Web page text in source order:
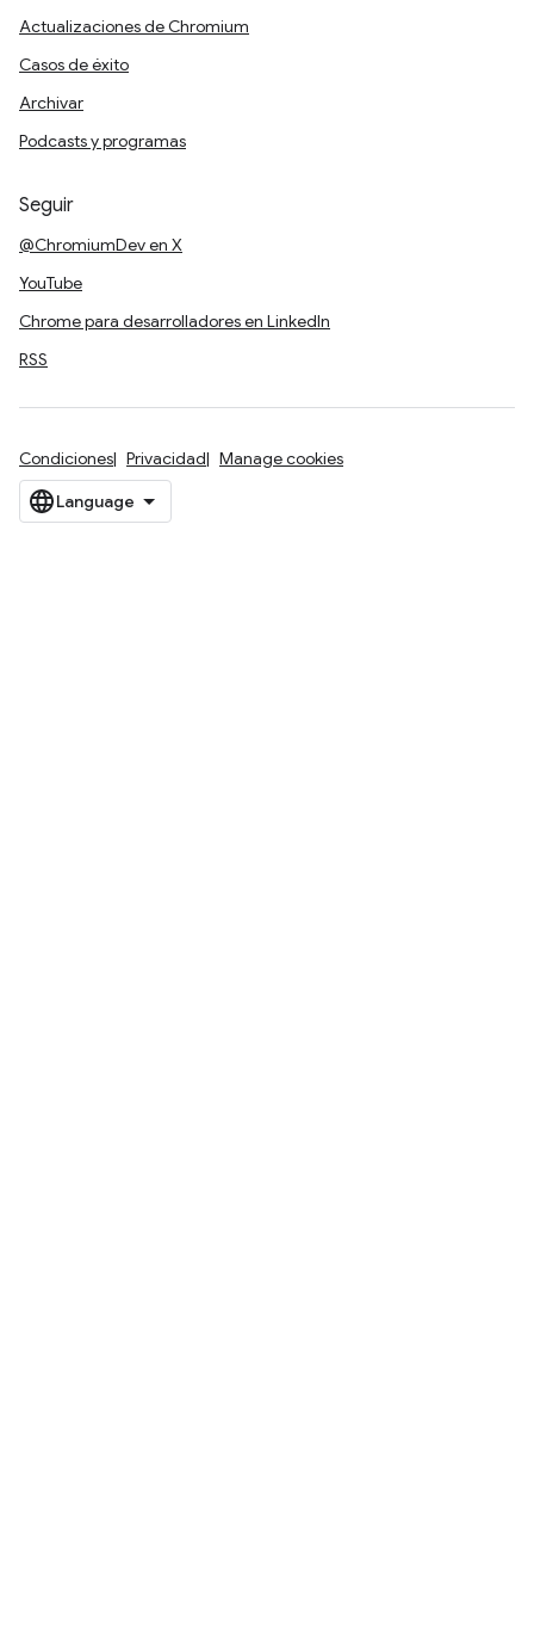
Actualizaciones de Chromium
Casos de éxito
Archivar
Podcasts y programas
Seguir
@ChromiumDev en X
YouTube
Chrome para desarrolladores en LinkedIn
RSS
Condiciones Privacidad Manage cookies